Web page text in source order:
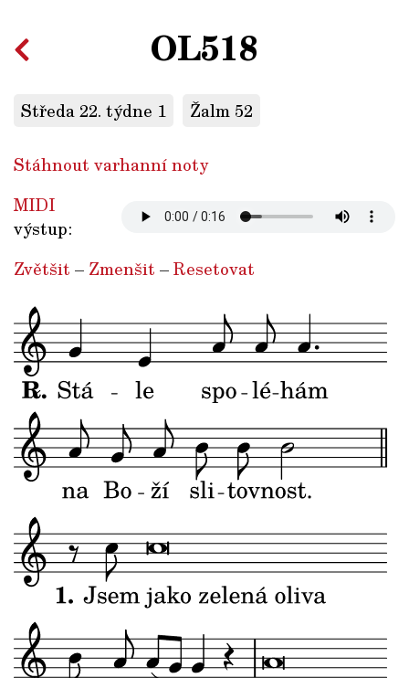
OL518
Středa 22. týdne 1 Žalm 52
Stáhnout varhanní noty
MIDI
výstup:
Zvětšit – Zmenšit –Resetovat